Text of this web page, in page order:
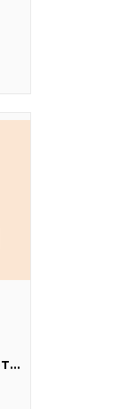
Центр делового партнерства